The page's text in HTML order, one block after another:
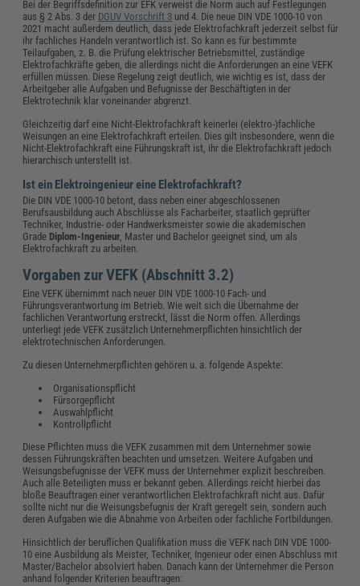
Bei der Begriffsdefinition zur EFK verweist die Norm auch auf Festlegungen
aus § 2 Abs. 3 der DGUV Vorschrift 3 und 4. Die neue DIN VDE 1000-10 von
2021 macht außerdem deutlich, dass jede Elektrofachkraft jederzeit selbst für
ihr fachliches Handeln verantwortlich ist. So kann es für bestimmte
Teilaufgaben, z. B. die Prüfung elektrischer Betriebsmittel, zuständige
Elektrofachkräfte geben, die allerdings nicht die Anforderungen an eine VEFK
erfüllen müssen. Diese Regelung zeigt deutlich, wie wichtig es ist, dass der
Arbeitgeber alle Aufgaben und Befugnisse der Beschäftigten in der
Elektrotechnik klar voneinander abgrenzt.
Gleichzeitig darf eine Nicht-Elektrofachkraft keinerlei (elektro-)fachliche
Weisungen an eine Elektrofachkraft erteilen. Dies gilt insbesondere, wenn die
Nicht-Elektrofachkraft eine Führungskraft ist, ihr die Elektrofachkraft jedoch
hierarchisch unterstellt ist.
Ist ein Elektroingenieur eine Elektrofachkraft?
Die DIN VDE 1000-10 betont, dass neben einer abgeschlossenen
Berufsausbildung auch Abschlüsse als Facharbeiter, staatlich geprüfter
Techniker, Industrie- oder Handwerksmeister sowie die akademischen
Grade Diplom-Ingenieur, Master und Bachelor geeignet sind, um als
Elektrofachkraft zu arbeiten.
Vorgaben zur VEFK (Abschnitt 3.2)
Eine VEFK übernimmt nach neuer DIN VDE 1000-10 Fach- und
Führungsverantwortung im Betrieb. Wie weit sich die Übernahme der
fachlichen Verantwortung erstreckt, lässt die Norm offen. Allerdings
unterliegt jede VEFK zusätzlich Unternehmerpflichten hinsichtlich der
elektrotechnischen Anforderungen.
Zu diesen Unternehmerpflichten gehören u. a. folgende Aspekte:
Organisationspflicht
Fürsorgepflicht
Auswahlpflicht
Kontrollpflicht
Diese Pflichten muss die VEFK zusammen mit dem Unternehmer sowie
dessen Führungskräften beachten und umsetzen. Weitere Aufgaben und
Weisungsbefugnisse der VEFK muss der Unternehmer explizit beschreiben.
Auch alle Beteiligten muss er bekannt geben. Allerdings reicht hierbei das
bloße Beauftragen einer verantwortlichen Elektrofachkraft nicht aus. Dafür
sollte nicht nur die Weisungsbefugnis der Kraft geregelt sein, sondern auch
deren Aufgaben wie die Abnahme von Arbeiten oder fachliche Fortbildungen.
Hinsichtlich der beruflichen Qualifikation muss die VEFK nach DIN VDE 1000-
10 eine Ausbildung als Meister, Techniker, Ingenieur oder einen Abschluss mit
Master/Bachelor absolviert haben. Danach kann der Unternehmer die Person
anhand folgender Kriterien beauftragen: